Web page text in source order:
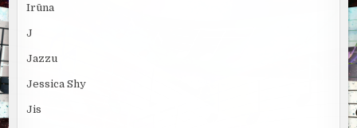
Irūna
J
Jazzu
Jessica Shy
Jis